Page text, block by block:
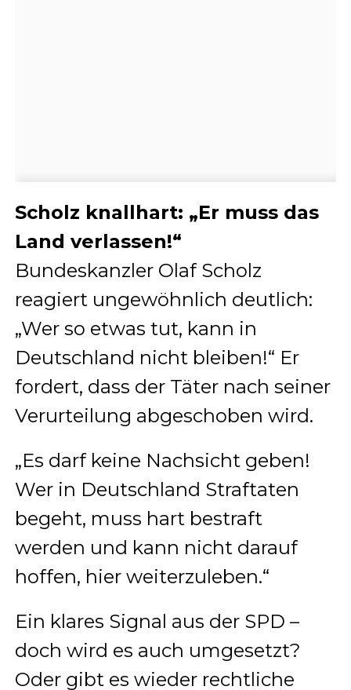
Scholz knallhart: „Er muss das
Land verlassen!“
Bundeskanzler Olaf Scholz
reagiert ungewöhnlich deutlich:
„Wer so etwas tut, kann in
Deutschland nicht bleiben!“ Er
fordert, dass der Täter nach seiner
Verurteilung abgeschoben wird.
„Es darf keine Nachsicht geben!
Wer in Deutschland Straftaten
begeht, muss hart bestraft
werden und kann nicht darauf
hoffen, hier weiterzuleben.“
Ein klares Signal aus der SPD –
doch wird es auch umgesetzt?
Oder gibt es wieder rechtliche